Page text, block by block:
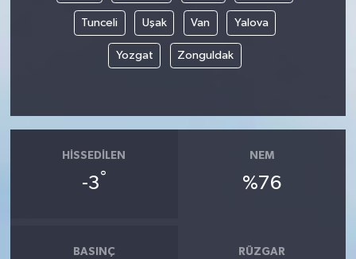
Tunceli Uşak Van Yalova
Yozgat Zonguldak
HISSEDILEN
-3°
NEM
%76
BASINÇ RÜZGAR